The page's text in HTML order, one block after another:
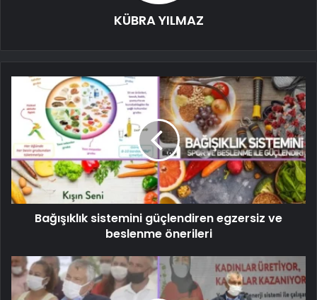
KÜBRA YILMAZ
Bağışıklık sistemini güçlendiren egzersiz ve
beslenme önerileri